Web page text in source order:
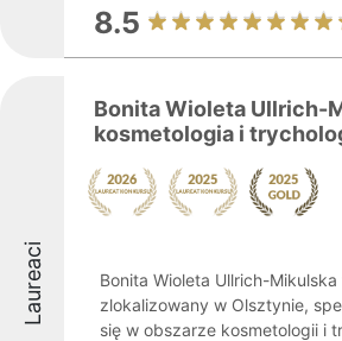
8.5
Laureaci
Bonita Wioleta Ullrich-
kosmetologia i
Bonita Wioleta Ullrich-
zlokalizowany w Olsztynie,
się w obszarze kosmetologii i